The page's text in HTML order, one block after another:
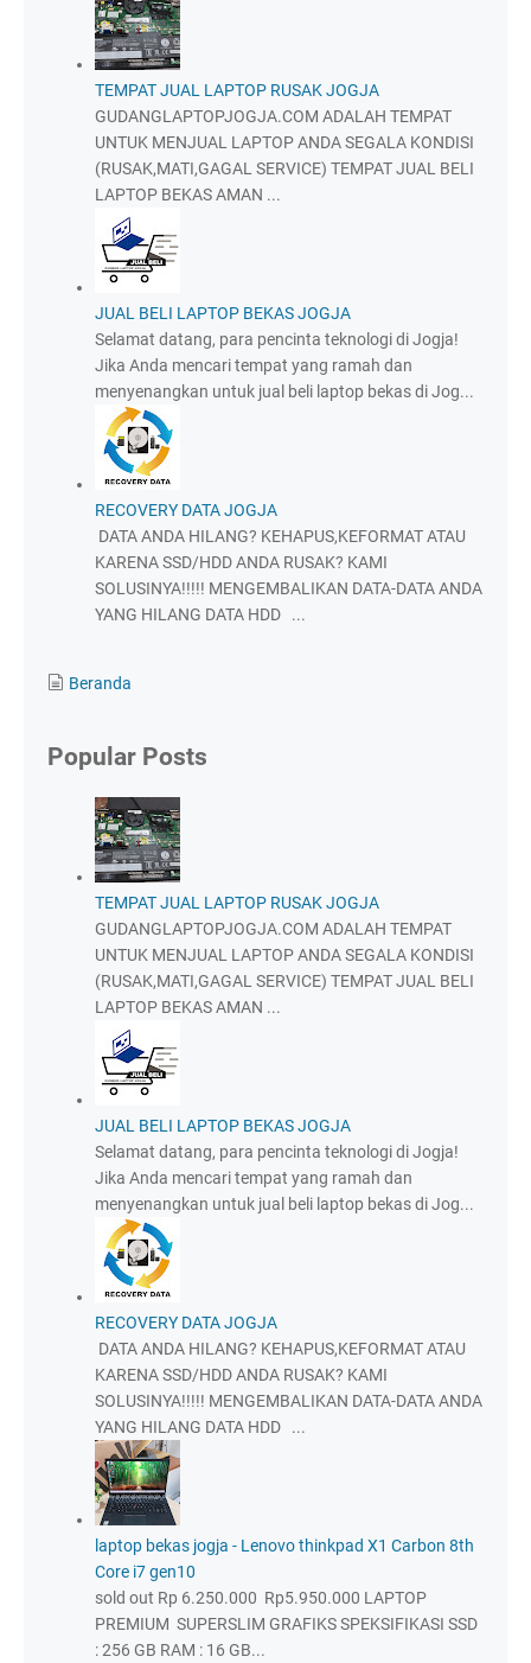
TEMPAT JUAL LAPTOP RUSAK JOGJA
GUDANGLAPTOPJOGJA.COM ADALAH TEMPAT
UNTUK MENJUAL LAPTOP ANDA SEGALA KONDISI
(RUSAK,MATI,GAGAL SERVICE) TEMPAT JUAL BELI
LAPTOP BEKAS AMAN ...
JUAL BELI LAPTOP BEKAS JOGJA
Selamat datang, para pencinta teknologi di Jogja!
Jika Anda mencari tempat yang ramah dan
menyenangkan untuk jual beli laptop bekas di Jog...
RECOVERY DATA JOGJA
DATA ANDA HILANG? KEHAPUS,KEFORMAT ATAU
KARENA SSD/HDD ANDA RUSAK? KAMI
SOLUSINYA!!!!! MENGEMBALIKAN DATA-DATA ANDA
YANG HILANG DATA HDD ...
Beranda
Popular Posts
TEMPAT JUAL LAPTOP RUSAK JOGJA
GUDANGLAPTOPJOGJA.COM ADALAH TEMPAT
UNTUK MENJUAL LAPTOP ANDA SEGALA KONDISI
(RUSAK,MATI,GAGAL SERVICE) TEMPAT JUAL BELI
LAPTOP BEKAS AMAN ...
JUAL BELI LAPTOP BEKAS JOGJA
Selamat datang, para pencinta teknologi di Jogja!
Jika Anda mencari tempat yang ramah dan
menyenangkan untuk jual beli laptop bekas di Jog...
RECOVERY DATA JOGJA
DATA ANDA HILANG? KEHAPUS,KEFORMAT ATAU
KARENA SSD/HDD ANDA RUSAK? KAMI
SOLUSINYA!!!!! MENGEMBALIKAN DATA-DATA ANDA
YANG HILANG DATA HDD ...
laptop bekas jogja - Lenovo thinkpad X1 Carbon 8th
Core i7 gen10
sold out Rp 6.250.000 Rp5.950.000 LAPTOP
PREMIUM SUPERSLIM GRAFIKS SPEKSIFIKASI SSD
: 256 GB RAM : 16 GB...